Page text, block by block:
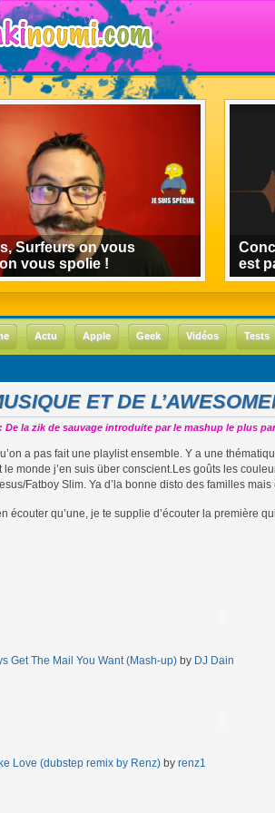
Surfeurs on vous
vous spolie !
est
Actu Apple Geek Vidéos Tests
ET DE
De la zik de sauvage introduite par le mashup le plus
a pas fait une playlist ensemble. Y a une
le monde j’en suis über conscient.Les goûts les
Fatboy Slim. Ya d’la bonne disto des familles
écouter qu’une, je te supplie d’écouter la première
Get The Mail You Want (Mash-up) by DJ Dain
Love (dubstep remix by Renz) by renz1